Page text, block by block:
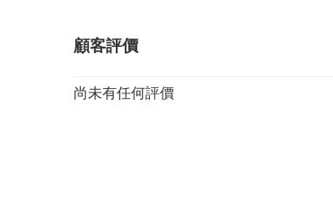
顧客評價
尚未有任何評價